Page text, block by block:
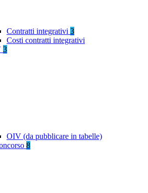
Contratti integrativi 3
Costi contratti integrativi
3
OIV (da pubblicare in tabelle)
8